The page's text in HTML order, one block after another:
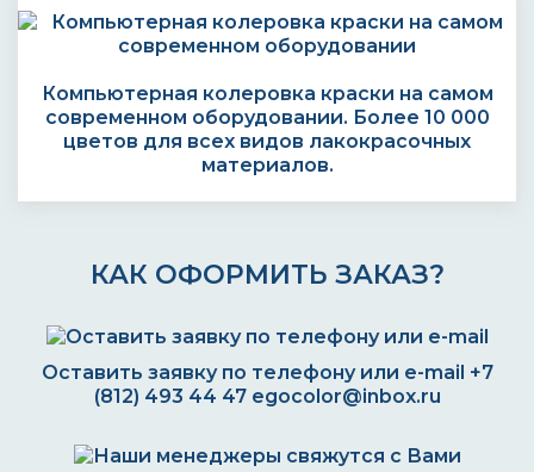
Компьютерная колеровка краски на самом
современном оборудовании. Более 10 000
цветов для всех видов лакокрасочных
материалов.
КАК ОФОРМИТЬ ЗАКАЗ?
Оставить заявку по телефону или e-mail +7
(812) 493 44 47 egocolor@inbox.ru